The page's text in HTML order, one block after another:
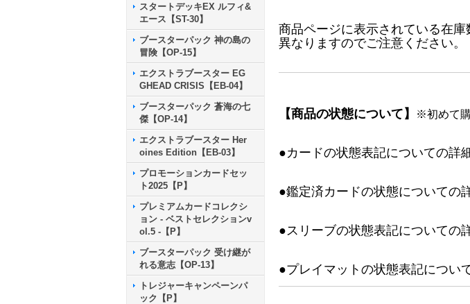
スタートデッキEX ルフィ&
エース【ST-30】
ブースターパック 神の島の
冒険【OP-15】
エクストラブースター EG
GHEAD CRISIS【EB-04】
ブースターパック 蒼海の七
傑【OP-14】
エクストラブースター Her
oines Edition【EB-03】
プロモーションカードセッ
ト2025【P】
プレミアムカードコレクシ
ョン - ベストセレクションv
ol.5 -【P】
ブースターパック 受け継が
れる意志【OP-13】
トレジャーキャンペーンパ
ック【P】
商品ページに表示されている在
異なりますのでご注意ください。
【商品の状態について】 ※初めて
●カードの状態表記についての詳
●鑑定済カードの状態についての
●スリーブの状態表記についての
●プレイマットの状態表記につい